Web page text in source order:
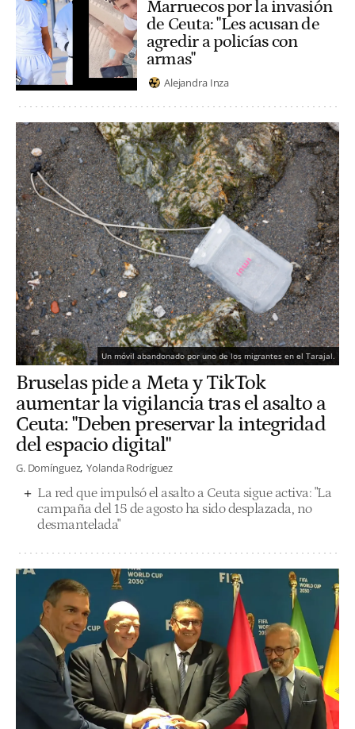
Marruecos por la invasión
de Ceuta: "Les acusan de
agredir a policías con
armas"
Alejandra Inza
Un móvil abandonado por uno de los migrantes en el Tarajal.
Bruselas pide a Meta y TikTok
aumentar la vigilancia tras el asalto a
Ceuta: "Deben preservar la integridad
del espacio digital"
G. Domínguez Yolanda Rodríguez
La red que impulsó el asalto a Ceuta sigue activa: "La
campaña del 15 de agosto ha sido desplazada, no
desmantelada"